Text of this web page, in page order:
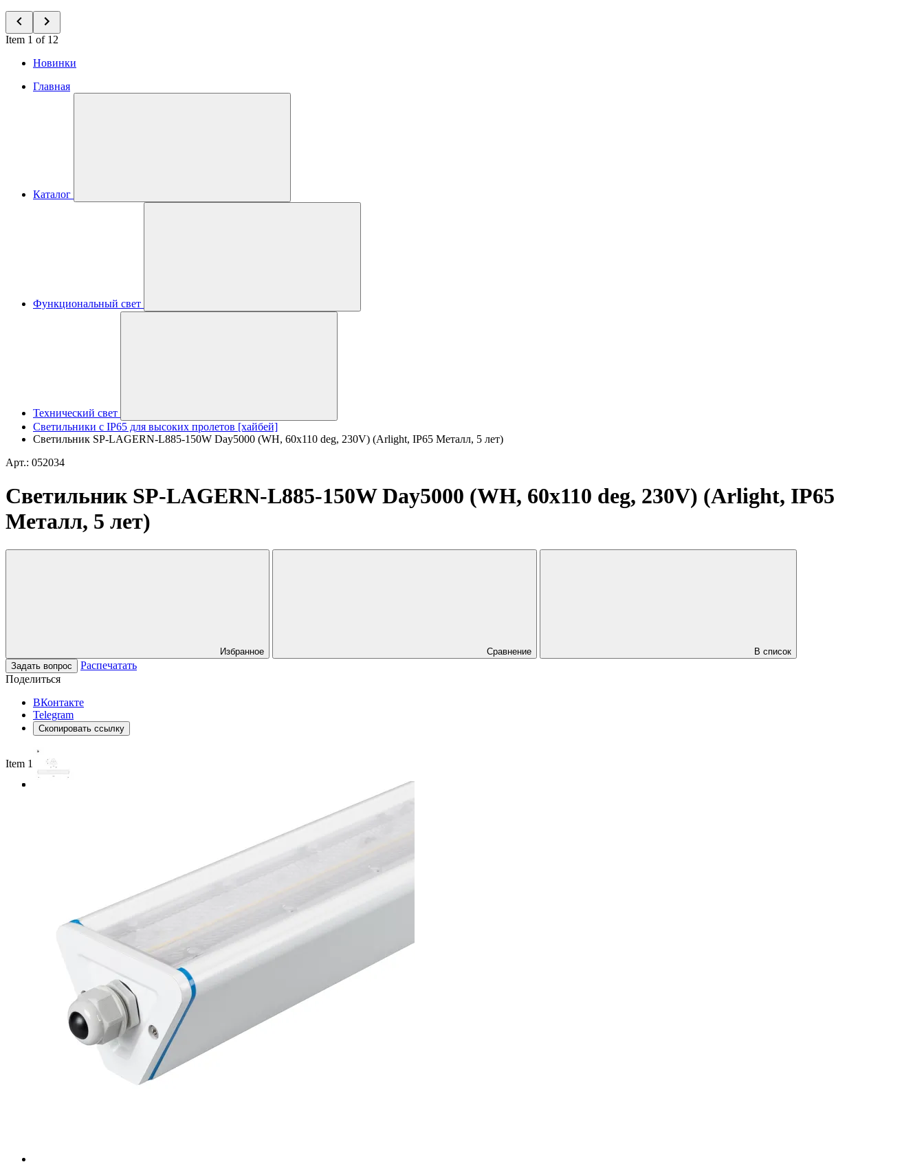
Item 1 of 12
Новинки
Главная
Каталог
Функциональный свет
Технический свет
Светильники с IP65 для высоких пролетов [хайбей]
Светильник SP-LAGERN-L885-150W Day5000 (WH, 60х110 deg, 230V) (Arlight, IP65 Металл, 5 лет)
Арт.: 052034
Светильник SP-LAGERN-L885-150W Day5000 (WH, 60х110 deg, 230V) (Arlight, IP65
Металл, 5 лет)
Избранное Сравнение
В список
Задать вопрос
Распечатать
Поделиться
ВКонтакте
Telegram
Скопировать ссылку
Item 1 of 3